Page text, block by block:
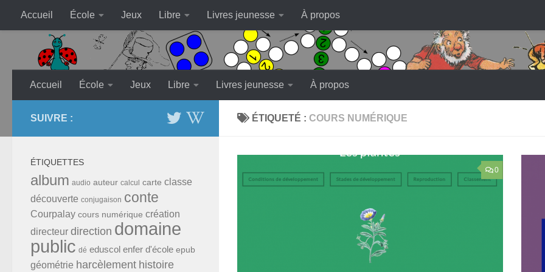
Skip to content
Accueil École Jeux Libre Livres jeunesse À propos
Accueil École Jeux Libre Livres jeunesse À propos
ÉTIQUETÉ : COURS NUMÉRIQUE
0
SUIVRE :
ÉTIQUETTES
album audio auteur calcul carte classe
découverte conjugaison conte
Courpalay cours numérique création
directeur direction domaine
public dé eduscol enfer d'école epub
géométrie harcèlement histoire